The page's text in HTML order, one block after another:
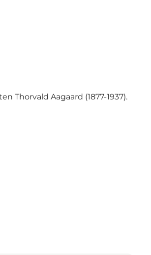
Thorvald Aagaard (1877-1937).